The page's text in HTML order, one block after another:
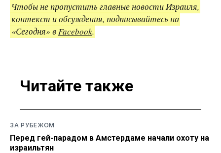
Чтобы не пропустить главные новости Израиля,
контекст и обсуждения, подписывайтесь на
«Сегодня» вFacebook.
Читайте также
ЗА РУБЕЖОМ
Перед гей-парадом в Амстердаме начали охоту на
израильтян